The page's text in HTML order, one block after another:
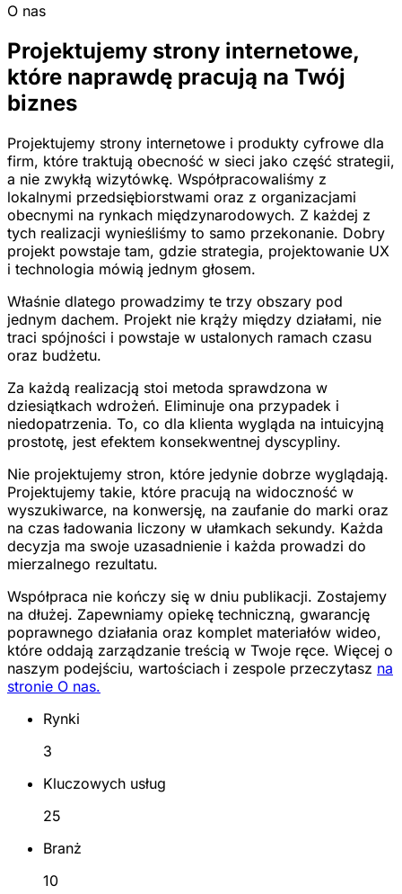
O nas
Projektujemy strony internetowe,
które naprawdę pracują na Twój
biznes
Projektujemy strony internetowe i produkty cyfrowe dla
firm, które traktują obecność w sieci jako część strategii,
a nie zwykłą wizytówkę. Współpracowaliśmy z
lokalnymi przedsiębiorstwami oraz z organizacjami
obecnymi na rynkach międzynarodowych. Z każdej z
tych realizacji wynieśliśmy to samo przekonanie. Dobry
projekt powstaje tam, gdzie strategia, projektowanie UX
i technologia mówią jednym głosem.
Właśnie dlatego prowadzimy te trzy obszary pod
jednym dachem. Projekt nie krąży między działami, nie
traci spójności i powstaje w ustalonych ramach czasu
oraz budżetu.
Za każdą realizacją stoi metoda sprawdzona w
dziesiątkach wdrożeń. Eliminuje ona przypadek i
niedopatrzenia. To, co dla klienta wygląda na intuicyjną
prostotę, jest efektem konsekwentnej dyscypliny.
Nie projektujemy stron, które jedynie dobrze wyglądają.
Projektujemy takie, które pracują na widoczność w
wyszukiwarce, na konwersję, na zaufanie do marki oraz
na czas ładowania liczony w ułamkach sekundy. Każda
decyzja ma swoje uzasadnienie i każda prowadzi do
mierzalnego rezultatu.
Współpraca nie kończy się w dniu publikacji. Zostajemy
na dłużej. Zapewniamy opiekę techniczną, gwarancję
poprawnego działania oraz komplet materiałów wideo,
które oddają zarządzanie treścią w Twoje ręce. Więcej o
naszym podejściu, wartościach i zespole przeczytasz na
stronie O nas.
Rynki
3
Kluczowych usług
25
Branż
10